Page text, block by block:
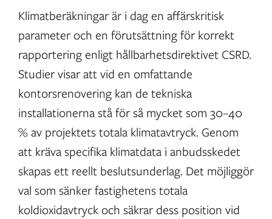
Klimatberäkningar är i dag en affärskritisk
parameter och en förutsättning för korrekt
rapportering enligt hållbarhetsdirektivet CSRD.
Studier visar att vid en omfattande
kontorsrenovering kan de tekniska
installationerna stå för så mycket som 30–40
% av projektets totala klimatavtryck. Genom
att kräva specifika klimatdata i anbudsskedet
skapas ett reellt beslutsunderlag. Det möjliggör
val som sänker fastighetens totala
koldioxidavtryck och säkrar dess position vid